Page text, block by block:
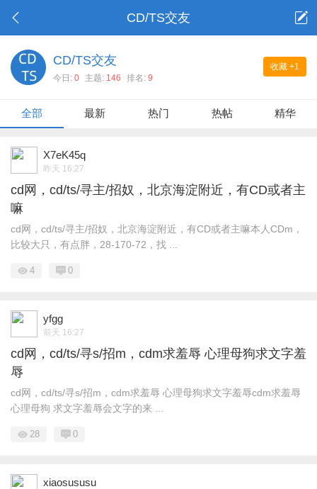
CD/TS交友
收藏 +1
CD/TS交友
今日: 0 主题: 146 排名: 9
全部 最新 热门 热帖 精华
X7eK45q
昨天 16:27
cd网，cd/ts/寻主/招奴，北京海淀附近，有CD或者主
嘛
cd网，cd/ts/寻主/招奴，北京海淀附近，有CD或者主嘛本人CDm，
比较大只，有点胖，28-170-72，找 ...
4 0
yfgg
前天 16:27
cd网，cd/ts/寻s/招m，cdm求羞辱 心理母狗求文字羞
辱
cd网，cd/ts/寻s/招m，cdm求羞辱 心理母狗求文字羞辱cdm求羞辱
心理母狗 求文字羞辱会文字的来 ...
28 0
xiaosususu